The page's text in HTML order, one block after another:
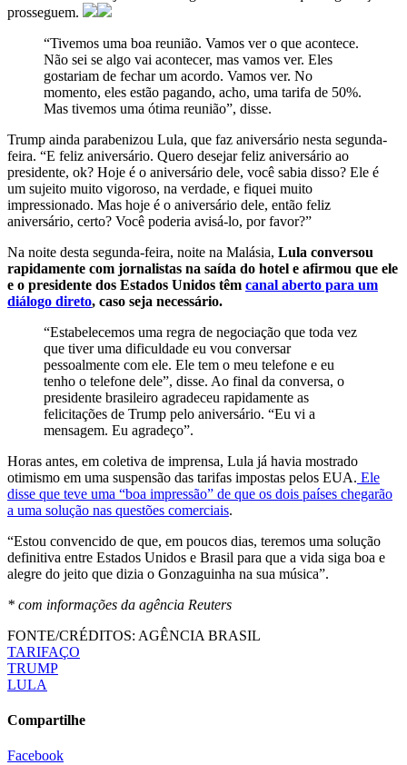
prosseguem.
“Tivemos uma boa reunião. Vamos ver o que acontece.
Não sei se algo vai acontecer, mas vamos ver. Eles
gostariam de fechar um acordo. Vamos ver. No
momento, eles estão pagando, acho, uma tarifa de 50%.
Mas tivemos uma ótima reunião”, disse.
Trump ainda parabenizou Lula, que faz aniversário nesta segunda-
feira. “E feliz aniversário. Quero desejar feliz aniversário ao
presidente, ok? Hoje é o aniversário dele, você sabia disso? Ele é
um sujeito muito vigoroso, na verdade, e fiquei muito
impressionado. Mas hoje é o aniversário dele, então feliz
aniversário, certo? Você poderia avisá-lo, por favor?”
Na noite desta segunda-feira, noite na Malásia, Lula conversou
rapidamente com jornalistas na saída do hotel e afirmou que ele
e o presidente dos Estados Unidos têm canal aberto para um
diálogo direto, caso seja necessário.
“Estabelecemos uma regra de negociação que toda vez
que tiver uma dificuldade eu vou conversar
pessoalmente com ele. Ele tem o meu telefone e eu
tenho o telefone dele”, disse. Ao final da conversa, o
presidente brasileiro agradeceu rapidamente as
felicitações de Trump pelo aniversário. “Eu vi a
mensagem. Eu agradeço”.
Horas antes, em coletiva de imprensa, Lula já havia mostrado
otimismo em uma suspensão das tarifas impostas pelos EUA. Ele
disse que teve uma “boa impressão” de que os dois países chegarão
a uma solução nas questões comerciais.
“Estou convencido de que, em poucos dias, teremos uma solução
definitiva entre Estados Unidos e Brasil para que a vida siga boa e
alegre do jeito que dizia o Gonzaguinha na sua música”.
* com informações da agência Reuters
FONTE/CRÉDITOS: AGÊNCIA BRASIL
TARIFAÇO
TRUMP
LULA
Compartilhe
Facebook